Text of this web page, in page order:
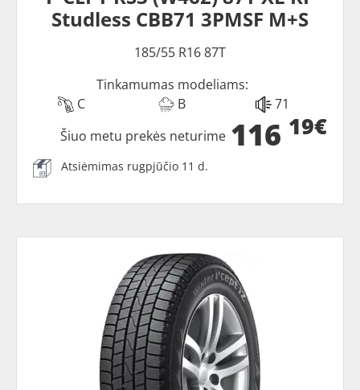
Studless CBB71 3PMSF M+S
185/55 R16 87T
Tinkamumas modeliams:
C
B 71
116 19€
Šiuo metu prekės neturime
Atsiėmimas rugpjūčio 11 d.